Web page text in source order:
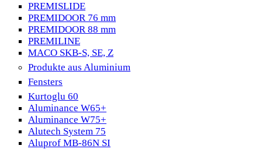
PREMISLIDE
PREMIDOOR 76 mm
PREMIDOOR 88 mm
PREMILINE
MACO SKB-S, SE, Z
Produkte aus Aluminium
Fensters
Kurtoglu 60
Aluminance W65+
Aluminance W75+
Alutech System 75
Aluprof MB-86N SI